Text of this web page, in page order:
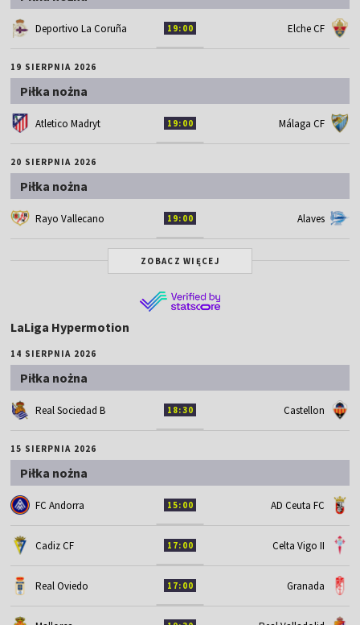
Deportivo La Coruña 19:00 Elche CF
19 SIERPNIA 2026
Piłka nożna
Atletico Madryt 19:00 Málaga CF
20 SIERPNIA 2026
Piłka nożna
Rayo Vallecano 19:00 Alaves
ZOBACZ WIĘCEJ
LaLiga Hypermotion
14 SIERPNIA 2026
Piłka nożna
Real Sociedad B 18:30 Castellon
15 SIERPNIA 2026
Piłka nożna
FC Andorra 15:00 AD Ceuta FC
Cadiz CF 17:00 Celta Vigo II
Real Oviedo 17:00 Granada